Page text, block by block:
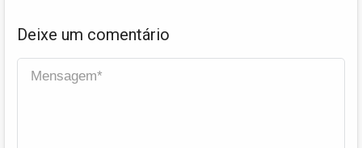
Deixe um comentário